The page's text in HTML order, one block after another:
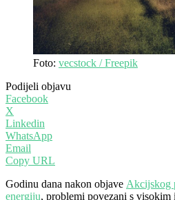
Foto: vecstock / Freepik
Podijeli objavu
Facebook
X
Linkedin
WhatsApp
Email
Copy URL
Godinu dana nakon objave Akcijskog
energiju, problemi povezani s visokim